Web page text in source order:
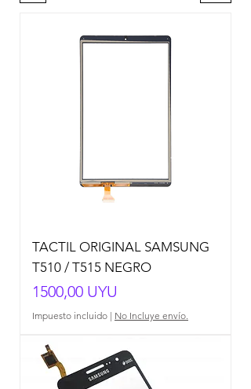
TACTIL ORIGINAL SAMSUNG
T510 / T515 NEGRO
Precio
1500,00 UYU
Impuesto incluido | No Incluye envío.